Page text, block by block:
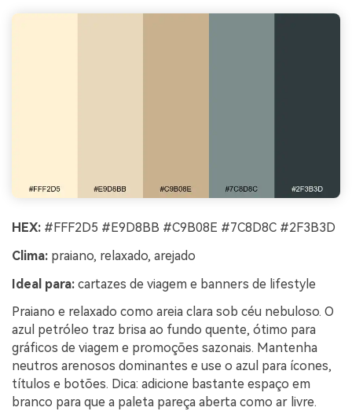
HEX: #FFF2D5 #E9D8BB #C9B08E #7C8D8C #2F3B3D
Clima: praiano, relaxado, arejado
Ideal para: cartazes de viagem e banners de lifestyle
Praiano e relaxado como areia clara sob céu nebuloso. O
azul petróleo traz brisa ao fundo quente, ótimo para
gráficos de viagem e promoções sazonais. Mantenha
neutros arenosos dominantes e use o azul para ícones,
títulos e botões. Dica: adicione bastante espaço em
branco para que a paleta pareça aberta como ar livre.